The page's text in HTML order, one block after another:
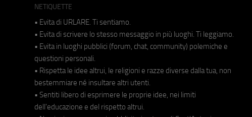
NETIQUETTE
• Evita di URLARE. Ti sentiamo.
• Evita di scrivere lo stesso messaggio in più luoghi. Ti leggiamo.
• Evita in luoghi pubblici (forum, chat, community) polemiche e
questioni personali.
• Rispetta le idee altrui, le religioni e razze diverse dalla tua, non
bestemmiare né insultare altri utenti.
• Sentiti libero di esprimere le proprie idee, nei limiti
dell'educazione e del rispetto altrui.